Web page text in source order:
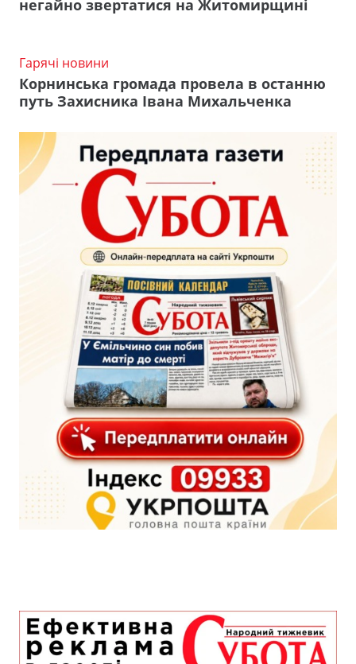
негайно звертатися на Житомирщині
Гарячі новини
Корнинська громада провела в останню
путь Захисника Івана Михальченка